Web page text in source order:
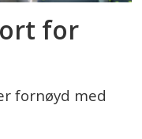
for
fornøyd med